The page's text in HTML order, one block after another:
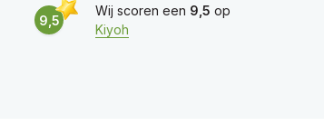
9,5
Wij scoren een 9,5 op
Kiyoh